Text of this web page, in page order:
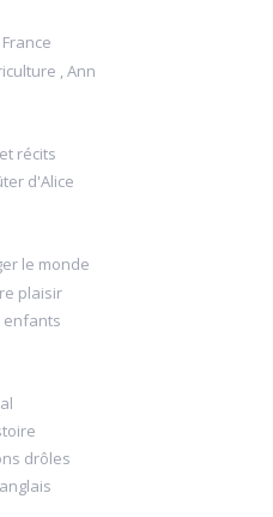
, Ann
récits
d'Alice
le monde
plaisir
enfants
drôles